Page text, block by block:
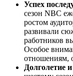
Успех
сезон NBC
ростом
развивали
работников
Особое
отношениям,
Долголетие